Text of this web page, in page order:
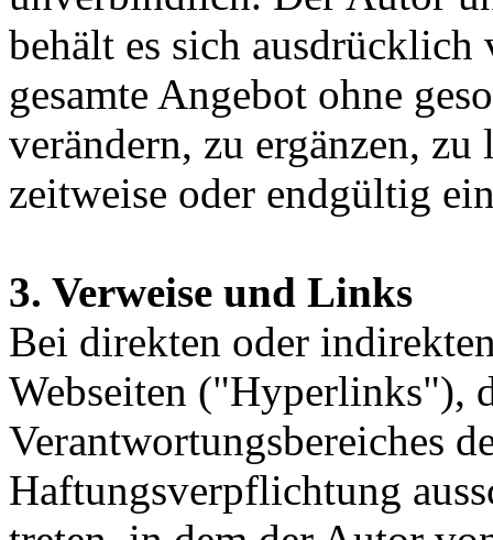
behält es sich ausdrücklich
gesamte Angebot ohne
verändern, zu ergänzen,
zeitweise oder endgültig
3. Verweise und Links
Bei direkten oder
Webseiten ("Hyperlinks"),
Verantwortungsbereiches
Haftungsverpflichtung